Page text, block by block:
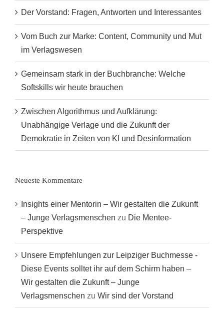
Der Vorstand: Fragen, Antworten und Interessantes
Vom Buch zur Marke: Content, Community und Mut
im Verlagswesen
Gemeinsam stark in der Buchbranche: Welche
Softskills wir heute brauchen
Zwischen Algorithmus und Aufklärung:
Unabhängige Verlage und die Zukunft der
Demokratie in Zeiten von KI und Desinformation
Neueste Kommentare
Insights einer Mentorin – Wir gestalten die Zukunft
– Junge Verlagsmenschen zu Die Mentee-
Perspektive
Unsere Empfehlungen zur Leipziger Buchmesse -
Diese Events solltet ihr auf dem Schirm haben –
Wir gestalten die Zukunft – Junge
Verlagsmenschen zu Wir sind der Vorstand